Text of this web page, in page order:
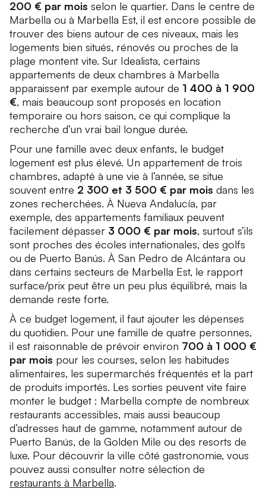
200 € par mois selon le quartier. Dans le centre de
Marbella ou à Marbella Est, il est encore possible de
trouver des biens autour de ces niveaux, mais les
logements bien situés, rénovés ou proches de la
plage montent vite. Sur Idealista, certains
appartements de deux chambres à Marbella
apparaissent par exemple autour de 1 400 à 1 900
€, mais beaucoup sont proposés en location
temporaire ou hors saison, ce qui complique la
recherche d’un vrai bail longue durée.
Pour une famille avec deux enfants, le budget
logement est plus élevé. Un appartement de trois
chambres, adapté à une vie à l’année, se situe
souvent entre 2 300 et 3 500 € par mois dans les
zones recherchées. À Nueva Andalucía, par
exemple, des appartements familiaux peuvent
facilement dépasser 3 000 € par mois, surtout s’ils
sont proches des écoles internationales, des golfs
ou de Puerto Banús. À San Pedro de Alcántara ou
dans certains secteurs de Marbella Est, le rapport
surface/prix peut être un peu plus équilibré, mais la
demande reste forte.
À ce budget logement, il faut ajouter les dépenses
du quotidien. Pour une famille de quatre personnes,
il est raisonnable de prévoir environ 700 à 1 000 €
par mois pour les courses, selon les habitudes
alimentaires, les supermarchés fréquentés et la part
de produits importés. Les sorties peuvent vite faire
monter le budget : Marbella compte de nombreux
restaurants accessibles, mais aussi beaucoup
d’adresses haut de gamme, notamment autour de
Puerto Banús, de la Golden Mile ou des resorts de
luxe. Pour découvrir la ville côté gastronomie, vous
pouvez aussi consulter notre sélection de
restaurants à Marbella.